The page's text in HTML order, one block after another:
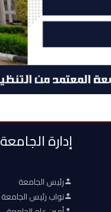
إدارة الجامعة
رئيس الجامعة
نواب رئيس الجامعة